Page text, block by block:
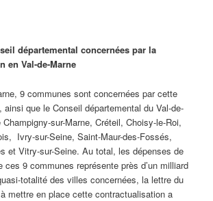
départemental concernées par la
en Val-de-Marne
9 communes sont concernées par cette
que le Conseil départemental du Val-de-
Champigny-sur-Marne, Créteil, Choisy-le-Roi,
Ivry-sur-Seine, Saint-Maur-des-Fossés,
et Vitry-sur-Seine. Au total, les dépenses de
ces 9 communes représente près d’un milliard
totalité des villes concernées, la lettre du
mettre en place cette contractualisation a